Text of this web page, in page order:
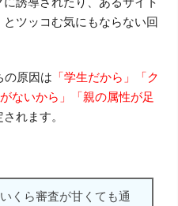
とツッコむ気にもならない回
の原因は 「学生だから」「ク
ないから」「親の属性が足
れます。
くら審査が甘くても通